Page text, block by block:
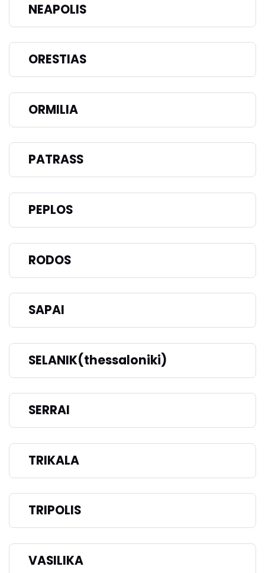
NEAPOLIS
ORESTIAS
ORMILIA
PATRASS
PEPLOS
RODOS
SAPAI
SELANIK(thessaloniki)
SERRAI
TRIKALA
TRIPOLIS
VASILIKA